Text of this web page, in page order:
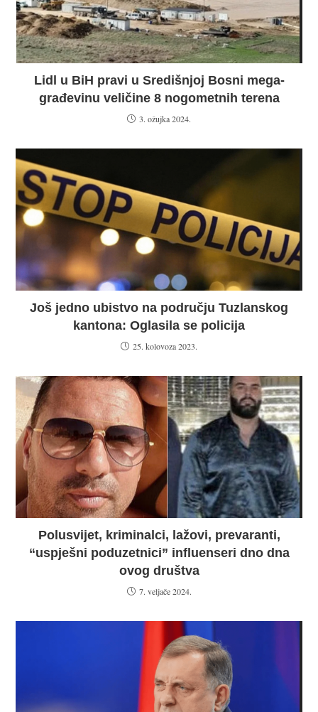
Lidl u BiH pravi u Središnjoj Bosni mega-
građevinu veličine 8 nogometnih terena
3. ožujka 2024.
Još jedno ubistvo na području Tuzlanskog
kantona: Oglasila se policija
25. kolovoza 2023.
Polusvijet, kriminalci, lažovi, prevaranti,
“uspješni poduzetnici” influenseri dno dna
ovog društva
7. veljače 2024.